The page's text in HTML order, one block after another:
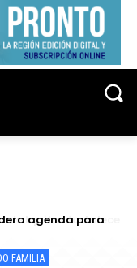
agenda para
Iquitos fortalece
FAMILIA